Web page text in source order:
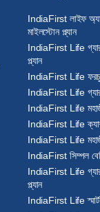
IndiaFirst লাইফ
মাইলস্টোন প্ল্যান
IndiaFirst Life
প্ল্যান
IndiaFirst Life ফরচুন
IndiaFirst Life
IndiaFirst Life
IndiaFirst Life ক্যাশ
IndiaFirst Life
IndiaFirst সিম্পল
IndiaFirst Life
প্ল্যান
IndiaFirst Life স্মার্ট